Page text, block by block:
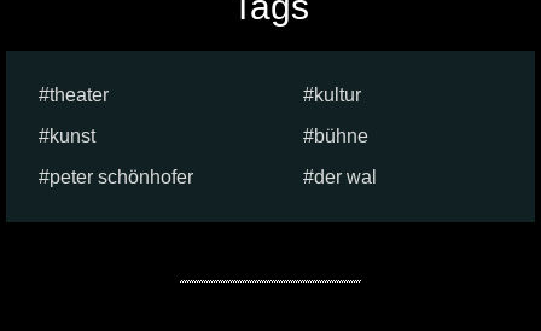
theater
kultur
kunst
bühne
peter schönhofer
der wal